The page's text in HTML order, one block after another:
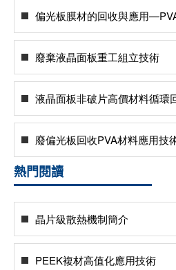
偏光板膜材的回收與應用
廢棄液晶面板重工組立技術
液晶面板非破片高價材料循環
廢偏光板回收PVA材料應用技
熱門閱讀
晶片級散熱機制簡介
PEEK複材高值化應用技術